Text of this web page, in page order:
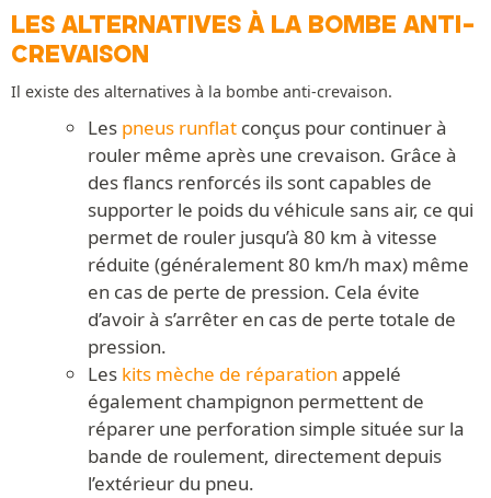
LES ALTERNATIVES À LA BOMBE ANTI-
CREVAISON
Il existe des alternatives à la bombe anti-crevaison.
Les pneus runflat conçus pour continuer à
rouler même après une crevaison. Grâce à
des flancs renforcés ils sont capables de
supporter le poids du véhicule sans air, ce qui
permet de rouler jusqu’à 80 km à vitesse
réduite (généralement 80 km/h max) même
en cas de perte de pression. Cela évite
d’avoir à s’arrêter en cas de perte totale de
pression.
Les kits mèche de réparationappelé
également champignon permettent de
réparer une perforation simple située sur la
bande de roulement, directement depuis
l’extérieur du pneu.